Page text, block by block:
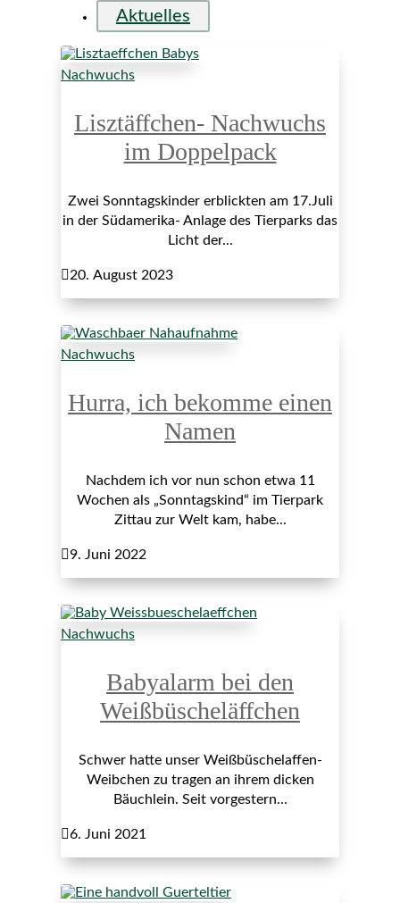
Aktuelles
Nachwuchs
Lisztäffchen- Nachwuchs
im Doppelpack
Zwei Sonntagskinder erblickten am 17.Juli
in der Südamerika- Anlage des Tierparks das
Licht der...
20. August 2023
Nachwuchs
Hurra, ich bekomme einen
Namen
Nachdem ich vor nun schon etwa 11
Wochen als „Sonntagskind“ im Tierpark
Zittau zur Welt kam, habe...
9. Juni 2022
Nachwuchs
Babyalarm bei den
Weißbüscheläffchen
Schwer hatte unser Weißbüschelaffen-
Weibchen zu tragen an ihrem dicken
Bäuchlein. Seit vorgestern...
6. Juni 2021